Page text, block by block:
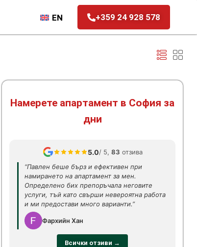
+359 24 928 578
EN
Намерете апартамент в София за
дни
5.0/ 5, 83 отзива
“Павлен беше бърз и ефективен при
намирането на апартамент за мен.
Определено бих препоръчала неговите
услуги, тъй като свърши невероятна работа
и ми предостави много варианти.”
Фархийн Хан
Всички отзиви →